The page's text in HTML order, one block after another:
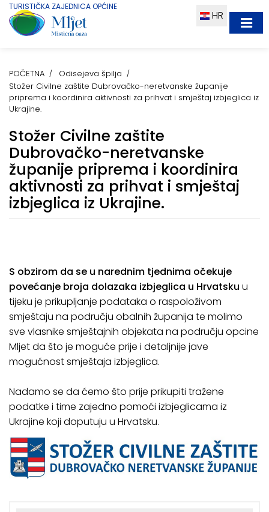
TURISTIČKA ZAJEDNICA OPĆINE
HR
POČETNA
Odisejeva špilja
Stožer Civilne zaštite Dubrovačko-neretvanske županije
priprema i koordinira aktivnosti za prihvat i smještaj izbjeglica iz
Ukrajine.
Stožer Civilne zaštite
Dubrovačko-neretvanske
županije priprema i koordinira
aktivnosti za prihvat i smještaj
izbjeglica iz Ukrajine.
S obzirom da se u narednim tjednima očekuje
povećanje broja dolazaka izbjeglica u Hrvatsku u
tijeku je prikupljanje podataka o raspoloživom
smještaju na području obalnih županija te molimo
sve vlasnike smještajnih objekata na području opcine
Mljet da što je moguće prije i detaljnije jave
mogućnost smještaja izbjeglica.
Nadamo se da ćemo što prije prikupiti tražene
podatke i time zajedno pomoći izbjeglicama iz
Ukrajine koji doputuju u Hrvatsku.